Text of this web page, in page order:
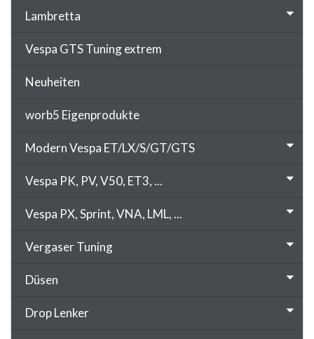
Lambretta
Vespa GTS Tuning extrem
Neuheiten
worb5 Eigenprodukte
Modern Vespa ET/LX/S/GT/GTS
Vespa PK, PV, V50, ET3, ...
Vespa PX, Sprint, VNA, LML, ...
Vergaser Tuning
Düsen
Drop Lenker